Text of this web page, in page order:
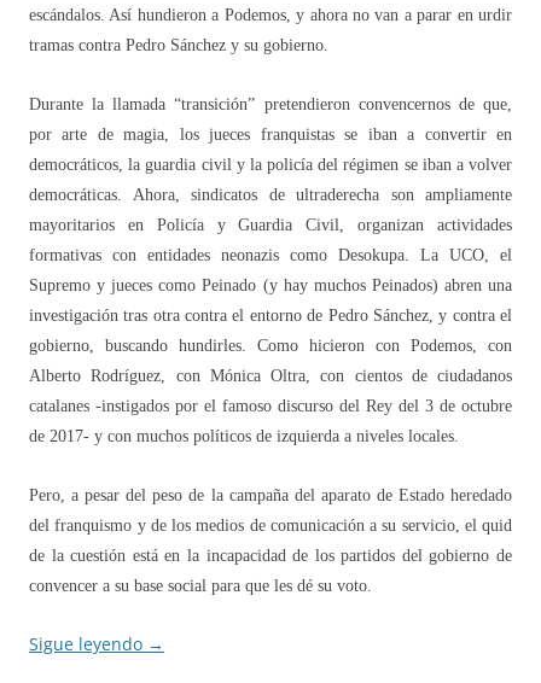
escándalos. Así hundieron a Podemos, y ahora no van a parar en urdir
tramas contra Pedro Sánchez y su gobierno.
Durante la llamada “transición” pretendieron convencernos de que,
por arte de magia, los jueces franquistas se iban a convertir en
democráticos, la guardia civil y la policía del régimen se iban a volver
democráticas. Ahora, sindicatos de ultraderecha son ampliamente
mayoritarios en Policía y Guardia Civil, organizan actividades
formativas con entidades neonazis como Desokupa. La UCO, el
Supremo y jueces como Peinado (y hay muchos Peinados) abren una
investigación tras otra contra el entorno de Pedro Sánchez, y contra el
gobierno, buscando hundirles. Como hicieron con Podemos, con
Alberto Rodríguez, con Mónica Oltra, con cientos de ciudadanos
catalanes -instigados por el famoso discurso del Rey del 3 de octubre
de 2017- y con muchos políticos de izquierda a niveles locales.
Pero, a pesar del peso de la campaña del aparato de Estado heredado
del franquismo y de los medios de comunicación a su servicio, el quid
de la cuestión está en la incapacidad de los partidos del gobierno de
convencer a su base social para que les dé su voto.
Sigue leyendo →